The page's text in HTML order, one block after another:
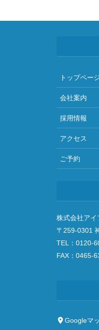
トップペー
会社案内
採用情報
アクセス
ご予約
株式会社ア
〒259-0301
TEL：0120-
FAX：0465-
Googleマ